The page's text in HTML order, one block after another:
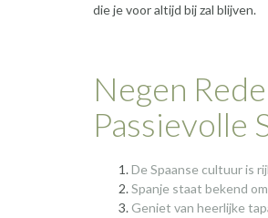
die je voor altijd bij zal blijven.
Negen
Passievolle
De Spaanse cultuur is
Spanje staat bekend
Geniet van heerlijke